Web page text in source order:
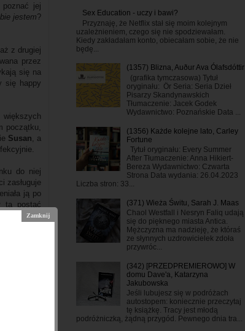
poznać jej
jestem?
z drugiej
przez
się na
się happy
początku,
Susan , a
do niej
zasługuje
ją po
ta postać
nawet to,
końca
pogardę i
tego typu
coś
ostatniej
nie chcę
Sex Education - uczy i bawi?
Przyznaję, że Netflix stał się moim kolejnym
uzależnieniem, czego się nie spodziewałam.
Kiedy zakładałam konto, obiecałam sobie, że nie
będę...
(1357) Blizna, Auður Ava Ólafsdóttir
(grafika tymczasowa) Tytuł
oryginału: Ör Seria: Seria Dzieł
Pisarzy Skandynawskich
Tłumaczenie: Jacek Godek
Wydawnictwo: Poznańskie Data ...
(1356) Każde kolejne lato, Carley
Fortune
Tytuł oryginału: Every Summer
After Tłumaczenie: Anna Hikiert-
Bereza Wydawnictwo: Czwarta
Strona Data wydania: 26.04.2023
Liczba stron: 33...
(371) Wieża Świtu, Sarah J. Maas
Chaol Westfall i Nesryn Faliq udają
się do pięknego miasta Antica.
Mężczyzna ma nadzieję, że któraś
ze słynnych uzdrowicielek zdoła
przywróc...
(342) [PRZEDPREMIEROWO] W
domu Dave'a, Katarzyna
Jakubowska
Jeśli lubujesz się w podróżach
autostopem: koniecznie przeczytaj
tę książkę. Tracy jest młodą
podróżniczką, żądną przygód. Pewnego dnia tra...